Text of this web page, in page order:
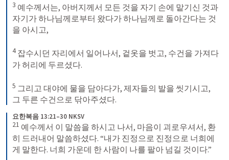
3 예수께서는, 아버지께서 모든 것을 자기 손에 맡기신 것과
자기가 하나님께로부터 왔다가 하나님께로 돌아간다는 것
을 아시고,
4 잡수시던 자리에서 일어나서, 겉옷을 벗고, 수건을 가져다
가 허리에 두르셨다.
5 그리고 대야에 물을 담아다가, 제자들의 발을 씻기시고,
그 두른 수건으로 닦아주셨다.
요한복음 13:21–30 NKSV
21 예수께서 이 말씀을 하시고 나서, 마음이 괴로우셔서, 환
히 드러내어 말씀하셨다. “내가 진정으로 진정으로 너희에
게 말한다. 너희 가운데 한 사람이 나를 팔아 넘길 것이다.”